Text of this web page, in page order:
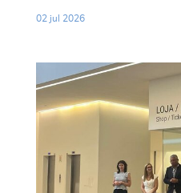
02 jul 2026
Lições Iluminadas